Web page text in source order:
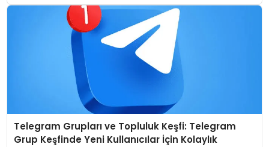
Telegram Grupları ve Topluluk Keşfi: Telegram
Grup Keşfinde Yeni Kullanıcılar İçin Kolaylık